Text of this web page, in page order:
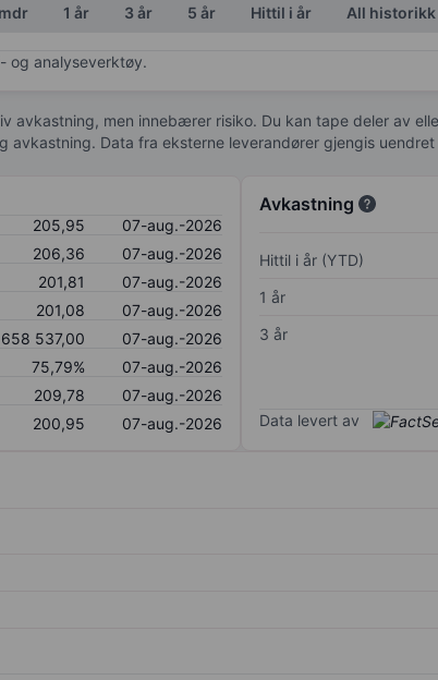
1 år 3 år 5 år Hittil i år All historikk
og analyseverktøy.
avkastning, men innebærer risiko. Du kan tape deler av
avkastning. Data fra eksterne leverandører gjengis uendret
205,95
07-aug.-2026
206,36
07-aug.-2026
201,81
07-aug.-2026
201,08
07-aug.-2026
658 537,00
07-aug.-2026
75,79%
07-aug.-2026
209,78
07-aug.-2026
200,95 07-aug.-2026
Avkastning
Hittil i år (YTD)
1 år
3 år
Data levert av